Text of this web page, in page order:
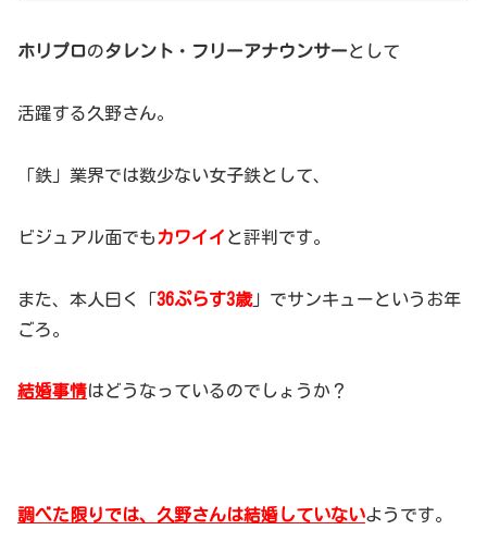
ホリプロのタレント ・ フリーアナウンサーとして
活躍する久野さん。
「鉄」業界では数少ない女子鉄として、
ビジュアル面でも カワイイ と評判です。
また、本人曰く「36ぷらす3歳」でサンキューというお年
ごろ。
結婚事情はどうなっているのでしょうか？
調べた限りでは、久野さんは結婚していないようです。